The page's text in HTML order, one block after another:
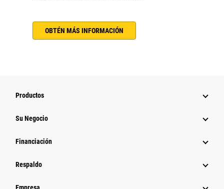
OBTÉN MÁS INFORMACIÓN
Productos
Su Negocio
Financiación
Respaldo